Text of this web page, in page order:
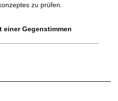
zu prüfen.
einer Gegenstimmen